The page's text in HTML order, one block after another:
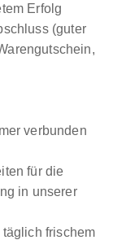
Erfolg
(guter
verbunden
für die
in unserer
frischem